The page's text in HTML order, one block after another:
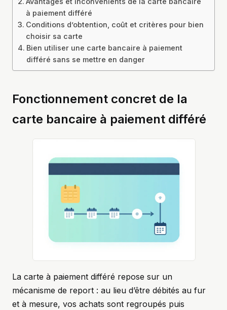
à paiement différé
Conditions d’obtention, coût et critères pour bien
choisir sa carte
Bien utiliser une carte bancaire à paiement
différé sans se mettre en danger
Fonctionnement concret de la
carte bancaire à paiement différé
La carte à paiement différé repose sur un
mécanisme de report : au lieu d’être débités au fur
et à mesure, vos achats sont regroupés puis